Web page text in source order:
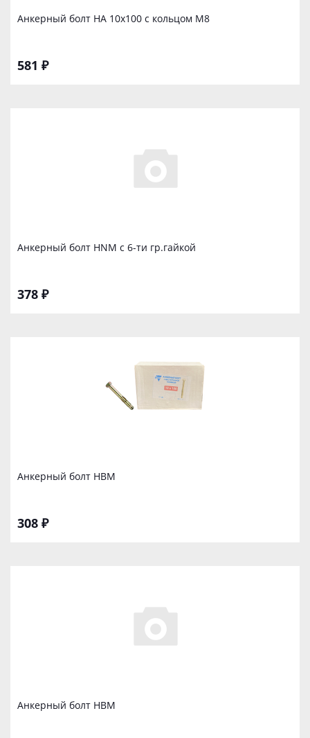
Анкерный бoлт HА 10х100 с кольцом М8
581 ₽
Анкерный бoлт НNM с 6-ти гр.гайкой
378 ₽
Анкерный болт НBM
308 ₽
Анкерный болт НВM